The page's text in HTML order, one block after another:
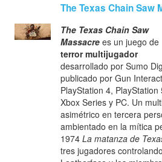
The Texas Chain Saw
The Texas Chain Saw
Massacre es un juego de
terror multijugador
desarrollado por Sumo
publicado por Gun
PlayStation 4, PlayStation
Xbox Series y PC. Un
asimétrico en tercera
ambientado en la mítica
1974La matanza de
tres jugadores